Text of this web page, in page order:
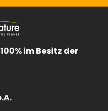
im Besitz der